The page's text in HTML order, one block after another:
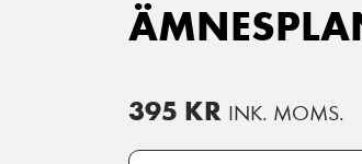
395 KR INK. MOMS.